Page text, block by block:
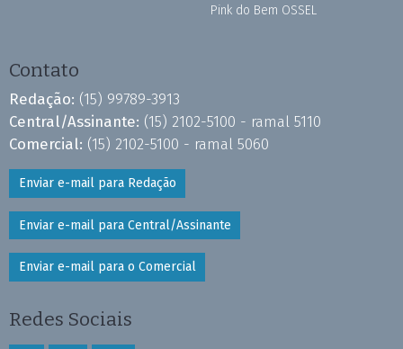
Pink do Bem OSSEL
Contato
Redação: (15) 99789-3913
Central/Assinante: (15) 2102-5100 - ramal 5110
Comercial: (15) 2102-5100 - ramal 5060
Enviar e-mail para Redação
Enviar e-mail para Central/Assinante
Enviar e-mail para o Comercial
Redes Sociais